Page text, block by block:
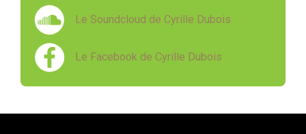
Le Soundcloud de Cyrille Dubois
Le Facebook de Cyrille Dubois